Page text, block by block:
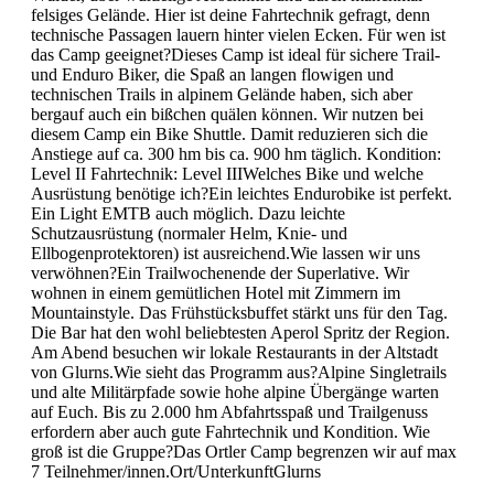
felsiges Gelände. Hier ist deine Fahrtechnik gefragt, denn
technische Passagen lauern hinter vielen Ecken. Für wen ist
das Camp geeignet?Dieses Camp ist ideal für sichere Trail-
und Enduro Biker, die Spaß an langen flowigen und
technischen Trails in alpinem Gelände haben, sich aber
bergauf auch ein bißchen quälen können. Wir nutzen bei
diesem Camp ein Bike Shuttle. Damit reduzieren sich die
Anstiege auf ca. 300 hm bis ca. 900 hm täglich. Kondition:
Level II Fahrtechnik: Level IIIWelches Bike und welche
Ausrüstung benötige ich?Ein leichtes Endurobike ist perfekt.
Ein Light EMTB auch möglich. Dazu leichte
Schutzausrüstung (normaler Helm, Knie- und
Ellbogenprotektoren) ist ausreichend.Wie lassen wir uns
verwöhnen?Ein Trailwochenende der Superlative. Wir
wohnen in einem gemütlichen Hotel mit Zimmern im
Mountainstyle. Das Frühstücksbuffet stärkt uns für den Tag.
Die Bar hat den wohl beliebtesten Aperol Spritz der Region.
Am Abend besuchen wir lokale Restaurants in der Altstadt
von Glurns.Wie sieht das Programm aus?Alpine Singletrails
und alte Militärpfade sowie hohe alpine Übergänge warten
auf Euch. Bis zu 2.000 hm Abfahrtsspaß und Trailgenuss
erfordern aber auch gute Fahrtechnik und Kondition. Wie
groß ist die Gruppe?Das Ortler Camp begrenzen wir auf max
7 Teilnehmer/innen.Ort/UnterkunftGlurns